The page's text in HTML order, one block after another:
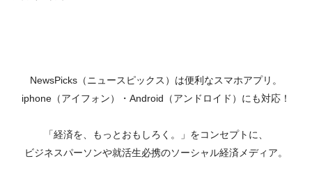
NewsPicks（ニュースピックス）は便利なスマホアプリ。
iphone（アイフォン）・Android（アンドロイド）にも対応！
「経済を、もっとおもしろく。」をコンセプトに、
ビジネスパーソンや就活生必携のソーシャル経済メディア。